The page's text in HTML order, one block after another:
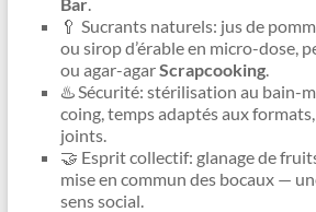
🥄 Sucrants naturels: jus de
ou sirop d’érable en micro-dose,
ou agar-agarScrapcooking.
♨️ Sécurité: stérilisation au bain-
coing, temps adaptés aux
joints.
🤝 Esprit collectif: glanage de
mise en commun des bocaux —
sens social.